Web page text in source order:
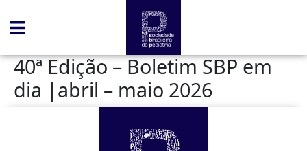
40ª Edição – Boletim SBP em
dia |abril – maio 2026